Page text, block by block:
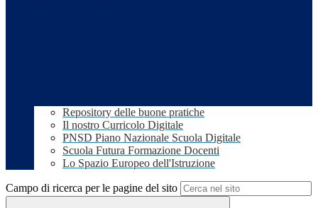
Repository delle buone pratiche
Il nostro Curricolo Digitale
PNSD Piano Nazionale Scuola Digitale
Scuola Futura Formazione Docenti
Lo Spazio Europeo dell'Istruzione
Campo di ricerca per le pagine del sito